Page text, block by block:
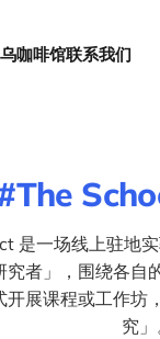
咖啡馆联系我们
The
是一场线上驻地
究者」，围绕各自
开展课程或工作坊
究」